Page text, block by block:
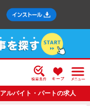
ルバイト・パートの求人